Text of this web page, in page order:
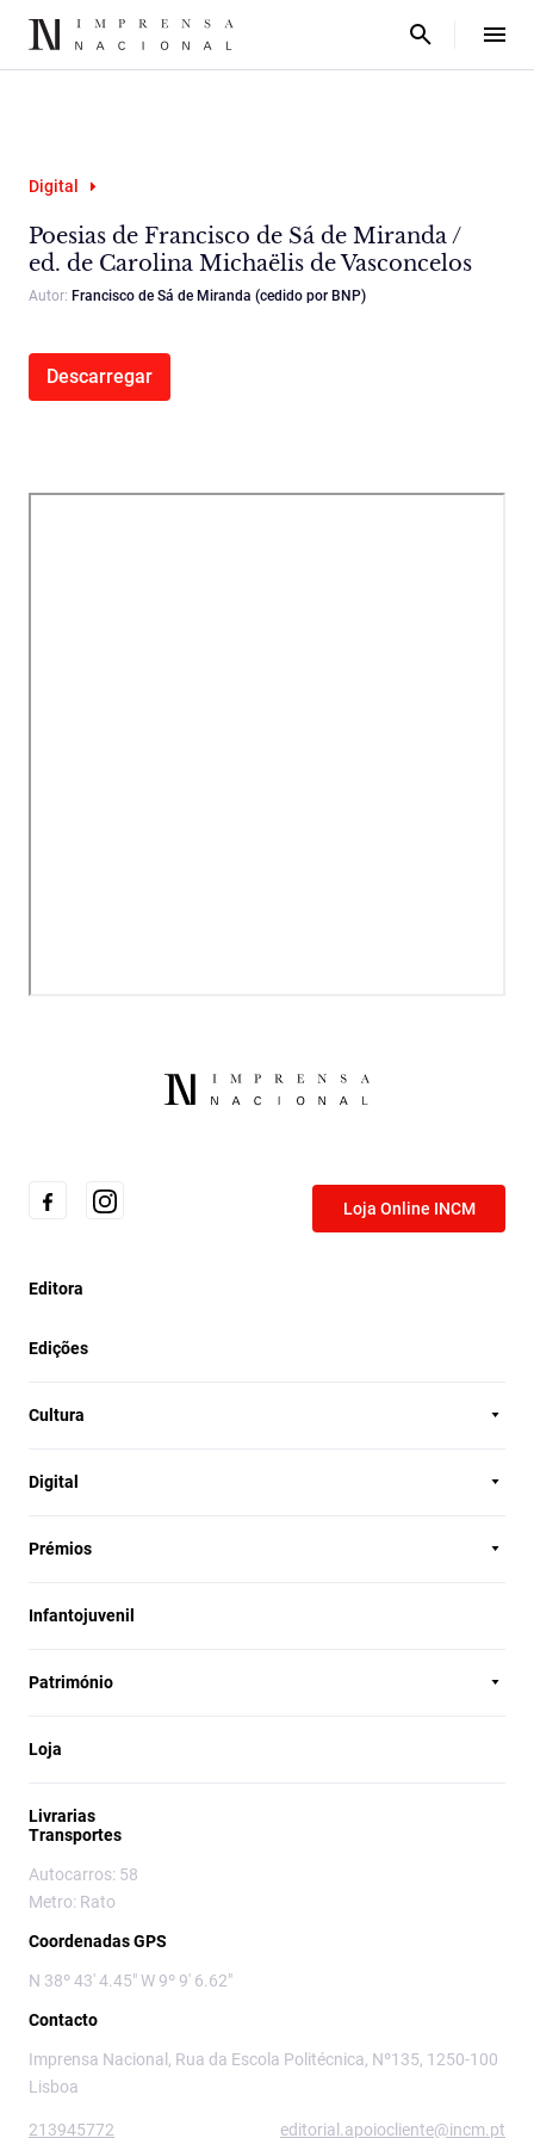
Digital
Poesias de Francisco de Sá de Miranda /
ed. de Carolina Michaëlis de Vasconcelos
Autor: Francisco de Sá de Miranda (cedido por BNP)
Descarregar
Loja Online INCM
Editora
Edições
Cultura
Digital
Prémios
Infantojuvenil
Património
Loja
Livrarias
Transportes
Autocarros: 58
Metro: Rato
Coordenadas GPS
N 38º 43' 4.45" W 9º 9' 6.62"
Contacto
Imprensa Nacional, Rua da Escola Politécnica, Nº135, 1250-100
Lisboa
213945772 editorial.apoiocliente@incm.pt